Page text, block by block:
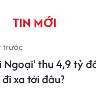
TIN MỚI
trước
Ngoại' thu 4,9 tỷ
xa tới đâu?